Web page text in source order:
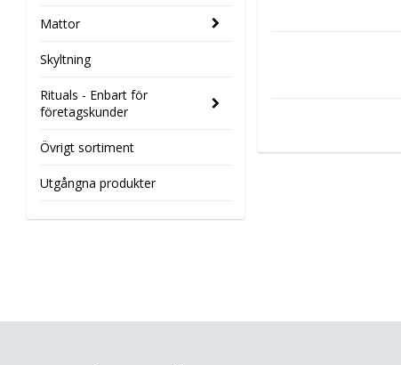
Mattor
Skyltning
Rituals - Enbart för
företagskunder
Övrigt sortiment
Utgångna produkter